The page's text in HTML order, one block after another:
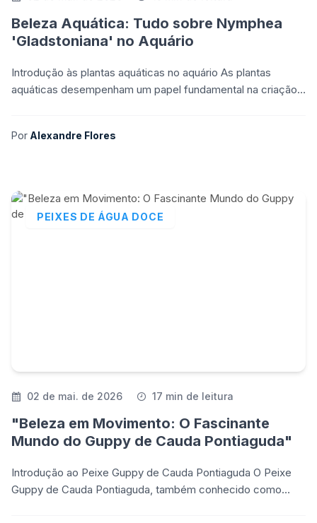
Beleza Aquática: Tudo sobre Nymphea
'Gladstoniana' no Aquário
Introdução às plantas aquáticas no aquário As plantas
aquáticas desempenham um papel fundamental na criação
Por Alexandre Flores
PEIXES DE ÁGUA DOCE
02 de mai. de 2026 17 min de leitura
"Beleza em Movimento: O Fascinante
Mundo do Guppy de Cauda Pontiaguda"
Introdução ao Peixe Guppy de Cauda Pontiaguda O Peixe
Guppy de Cauda Pontiaguda, também conhecido como